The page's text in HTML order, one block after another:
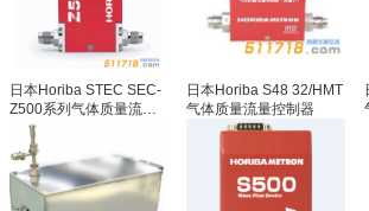
日本Horiba STEC SEC-
Z500系列气体质量流量
控制器
日本Horiba S48 32/HMT
气体质量流量控制器